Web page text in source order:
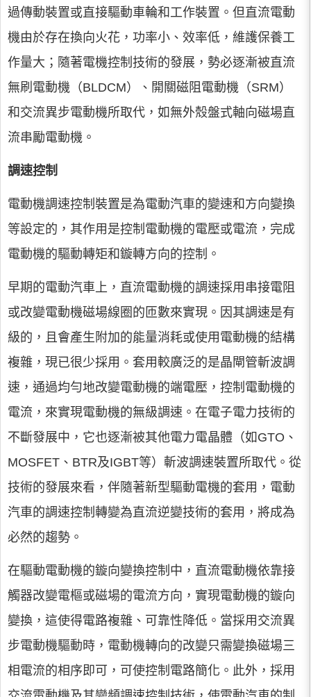
過傳動裝置或直接驅動車輪和工作裝置。但直流電動
機由於存在換向火花，功率小、效率低，維護保養工
作量大；隨著電機控制技術的發展，勢必逐漸被直流
無刷電動機（BLDCM）、開關磁阻電動機（SRM）
和交流異步電動機所取代，如無外殼盤式軸向磁場直
流串勵電動機。
調速控制
電動機調速控制裝置是為電動汽車的變速和方向變換
等設定的，其作用是控制電動機的電壓或電流，完成
電動機的驅動轉矩和鏇轉方向的控制。
早期的電動汽車上，直流電動機的調速採用串接電阻
或改變電動機磁場線圈的匝數來實現。因其調速是有
級的，且會產生附加的能量消耗或使用電動機的結構
複雜，現已很少採用。套用較廣泛的是晶閘管斬波調
速，通過均勻地改變電動機的端電壓，控制電動機的
電流，來實現電動機的無級調速。在電子電力技術的
不斷發展中，它也逐漸被其他電力電晶體（如GTO、
MOSFET、BTR及IGBT等）斬波調速裝置所取代。從
技術的發展來看，伴隨著新型驅動電機的套用，電動
汽車的調速控制轉變為直流逆變技術的套用，將成為
必然的趨勢。
在驅動電動機的鏇向變換控制中，直流電動機依靠接
觸器改變電樞或磁場的電流方向，實現電動機的鏇向
變換，這使得電路複雜、可靠性降低。當採用交流異
步電動機驅動時，電動機轉向的改變只需變換磁場三
相電流的相序即可，可使控制電路簡化。此外，採用